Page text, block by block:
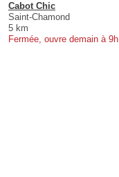
Cabot Chic
Saint-Chamond
5 km
Fermée, ouvre demain à 9h